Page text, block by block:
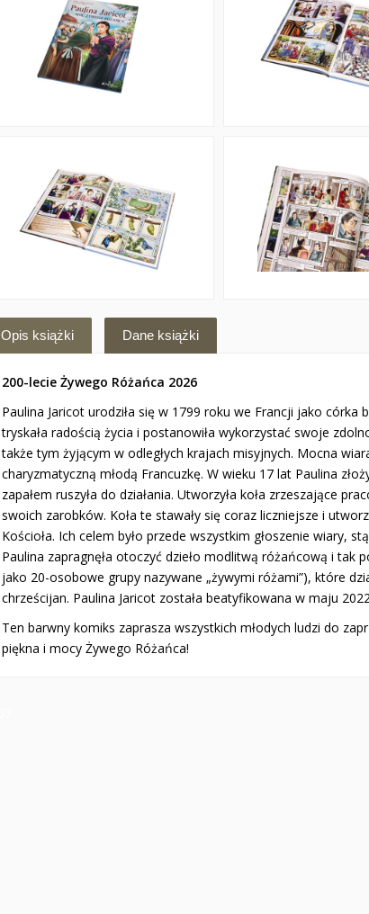
Opis książki Dane książki
200-lecie Żywego Różańca 2026
Paulina Jaricot urodziła się w 1799 roku we Francji jako córka
tryskała radością życia i postanowiła wykorzystać swoje
także tym żyjącym w odległych krajach misyjnych. Mocna
charyzmatyczną młodą Francuzkę. W wieku 17 lat Paulina
zapałem ruszyła do działania. Utworzyła koła zrzeszające
swoich zarobków. Koła te stawały się coraz liczniejsze i
Kościoła. Ich celem było przede wszystkim głoszenie wiary,
Paulina zapragnęła otoczyć dzieło modlitwą różańcową i tak
jako 20-osobowe grupy nazywane „żywymi różami”), które
chrześcijan. Paulina Jaricot została beatyfikowana w maju
Ten barwny komiks zaprasza wszystkich młodych ludzi do
piękna i mocy Żywego Różańca!